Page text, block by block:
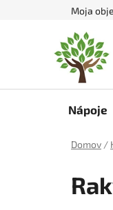
Moja
Nápoje
Domov /